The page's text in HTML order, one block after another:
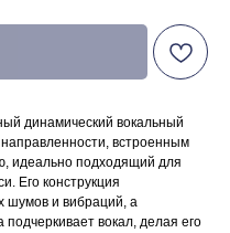
динамический вокальный
встроенным
идеально подходящий для
Его конструкция
шумов и вибраций, а
подчеркивает вокал, делая его